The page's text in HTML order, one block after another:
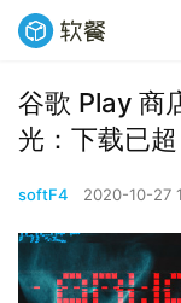
谷歌 Play 商
光：下载已
softF4 2020-10-27